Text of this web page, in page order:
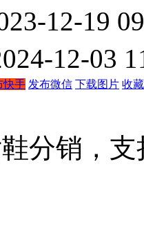
12-19
12-03
快手 发布微信 下载图片 收
分销，